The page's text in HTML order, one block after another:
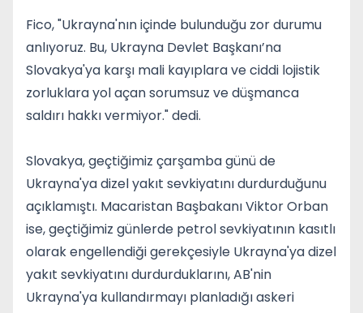
Fico, "Ukrayna'nın içinde bulunduğu zor durumu
anlıyoruz. Bu, Ukrayna Devlet Başkanı’na
Slovakya'ya karşı mali kayıplara ve ciddi lojistik
zorluklara yol açan sorumsuz ve düşmanca
saldırı hakkı vermiyor." dedi.
Slovakya, geçtiğimiz çarşamba günü de
Ukrayna'ya dizel yakıt sevkiyatını durdurduğunu
açıklamıştı. Macaristan Başbakanı Viktor Orban
ise, geçtiğimiz günlerde petrol sevkiyatının kasıtlı
olarak engellendiği gerekçesiyle Ukrayna'ya dizel
yakıt sevkiyatını durdurduklarını, AB'nin
Ukrayna'ya kullandırmayı planladığı askeri